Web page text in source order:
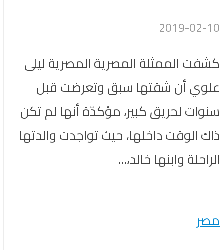
2019-02-10
كشفت الممثلة المصرية المصرية ​ليلى
علوي​ أن شقتها سبق وتعرضت قبل
سنوات لحريق كبير، مؤكدّة أنها لم تكن
ذاك الوقت داخلها، حيث تواجدت والدتها
الراحلة وابنها خالد،...
مصر